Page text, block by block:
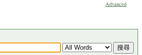
Advanced